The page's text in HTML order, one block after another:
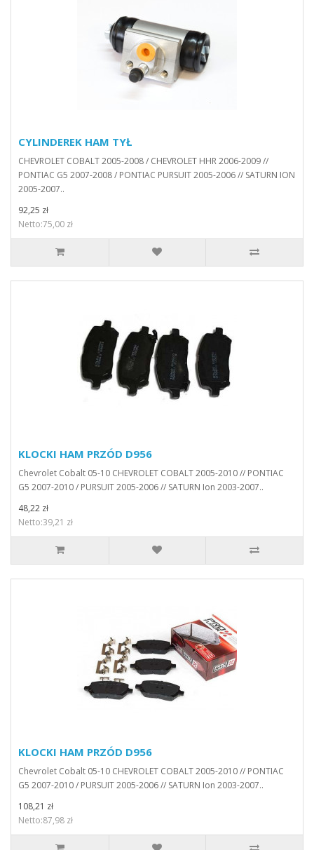
CYLINDEREK HAM TYŁ
CHEVROLET COBALT 2005-2008 / CHEVROLET HHR 2006-2009 //
PONTIAC G5 2007-2008 / PONTIAC PURSUIT 2005-2006 // SATURN ION
2005-2007..
92,25 zł
Netto:75,00 zł
KLOCKI HAM PRZÓD D956
Chevrolet Cobalt 05-10 CHEVROLET COBALT 2005-2010 // PONTIAC
G5 2007-2010 / PURSUIT 2005-2006 // SATURN Ion 2003-2007..
48,22 zł
Netto:39,21 zł
KLOCKI HAM PRZÓD D956
Chevrolet Cobalt 05-10 CHEVROLET COBALT 2005-2010 // PONTIAC
G5 2007-2010 / PURSUIT 2005-2006 // SATURN Ion 2003-2007..
108,21 zł
Netto:87,98 zł